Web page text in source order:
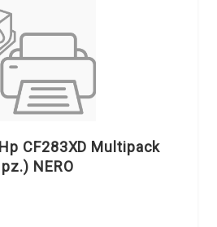
CF283XD Multipack
NERO